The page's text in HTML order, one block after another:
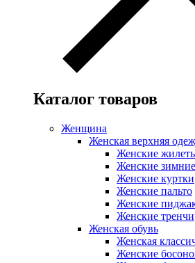
Каталог товаров
Женщина
Женская верхняя
Женские
Женские
Женские куртки
Женские пальто
Женские
Женские тренчи
Женская обувь
Женская
Женские